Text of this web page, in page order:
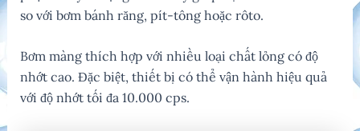
so với bơm bánh răng, pít-tông hoặc rôto.
Bơm màng thích hợp với nhiều loại chất lỏng có độ
nhớt cao. Đặc biệt, thiết bị có thể vận hành hiệu quả
với độ nhớt tối đa 10.000 cps.